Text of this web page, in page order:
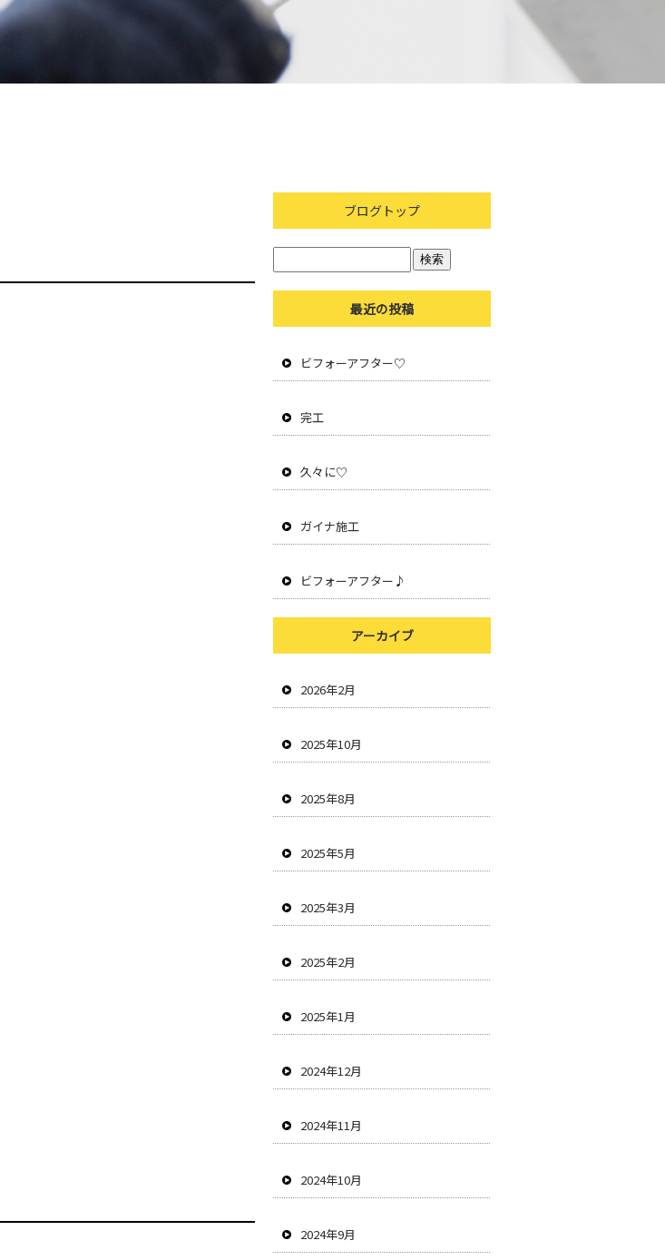
ブログトップ
最近の投稿
ビフォーアフター♡
完工
久々に♡
ガイナ施工
ビフォーアフター♪
アーカイブ
2026年2月
2025年10月
2025年8月
2025年5月
2025年3月
2025年2月
2025年1月
2024年12月
2024年11月
2024年10月
2024年9月